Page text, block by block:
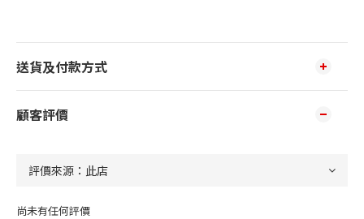
送貨及付款方式
顧客評價
尚未有任何評價